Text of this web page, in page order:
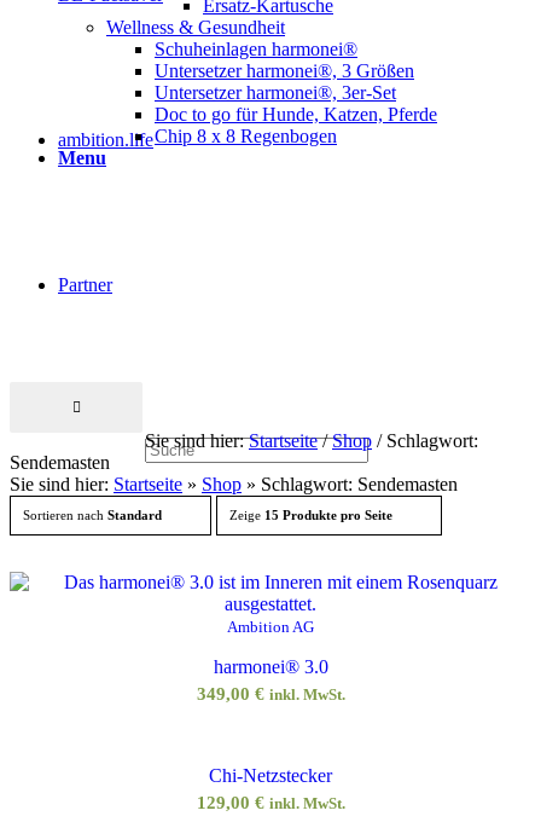
ambition.life
Partner
Ersatz-Kartusche
Wellness & Gesundheit
Schuheinlagen harmonei®
Untersetzer harmonei®, 3 Größen
Untersetzer harmonei®, 3er-Set
Doc to go für Hunde, Katzen, Pferde
Chip 8 x 8 Regenbogen
Menu
Sie sind hier: Startseite / Shop / Schlagwort:
Sendemasten
Sie sind hier: Startseite » Shop » Schlagwort: Sendemasten
Sortieren nach Standard Zeige 15 Produkte pro Seite
Ambition AG
harmonei® 3.0
349,00 € inkl. MwSt.
Chi-Netzstecker
129,00 € inkl. MwSt.